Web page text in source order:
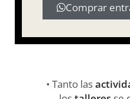
Comprar
• Tanto las